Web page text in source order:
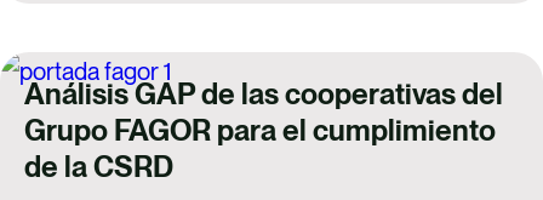
Análisis GAP de las cooperativas del
Grupo FAGOR para el cumplimiento
de la CSRD